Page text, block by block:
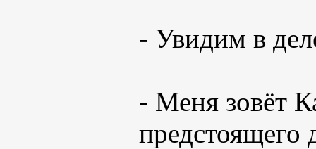
- Увидим в
- Меня зовёт
предстоящего